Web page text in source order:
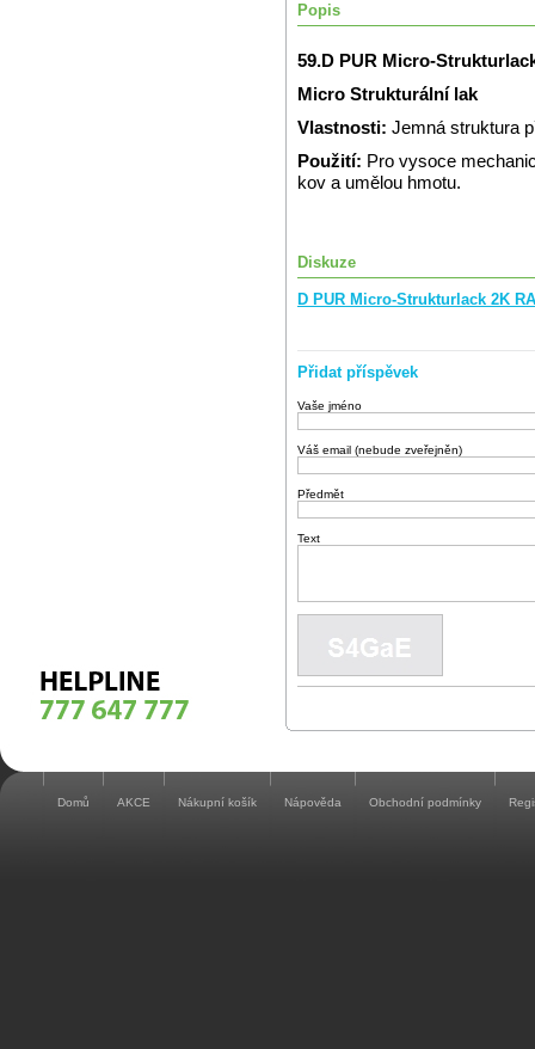
Popis
59.D PUR Micro-
Micro Strukturální lak
Vlastnosti: Jemná struktura
Použití: Pro vysoce
kov a umělou hmotu.
Diskuze
D PUR Micro-Strukturlack 2K
Přidat příspěvek
Vaše jméno
Váš email (nebude zveřejněn)
Předmět
Text
Domů AKCE Nákupní košík Nápověda Obchodní podmínky